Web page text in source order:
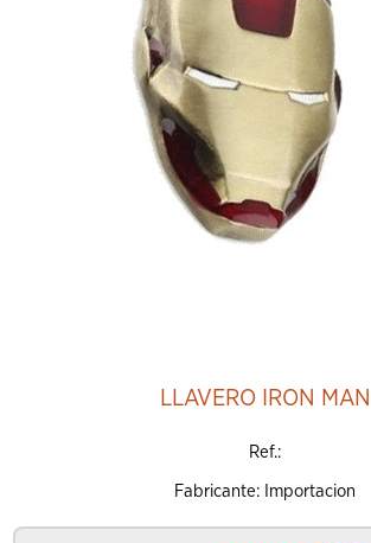
LLAVERO IRON MAN
Ref.:
Fabricante: Importacion